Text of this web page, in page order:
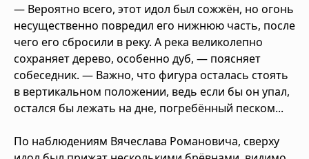
— Вероятно всего, этот идол был сожжён, но огонь
несущественно повредил его нижнюю часть, после
чего его сбросили в реку. А река великолепно
сохраняет дерево, особенно дуб, — поясняет
собеседник. — Важно, что фигура осталась стоять
в вертикальном положении, ведь если бы он упал,
остался бы лежать на дне, погребённый песком...
По наблюдениям Вячеслава Романовича, сверху